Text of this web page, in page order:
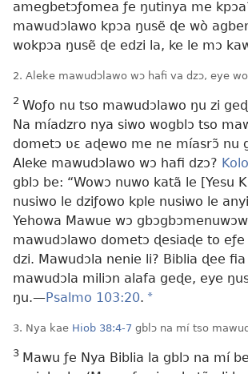
amegbetɔƒomea ƒe ŋutinya me
mawudɔlawo kpɔa ŋusẽ ɖe wò
wokpɔa ŋusẽ ɖe edzi la, ke le mɔ
2. Aleke mawudɔlawo wɔ hafi va dzɔ, eye
2 Woƒo nu tso mawudɔlawo ŋu zi
Na míadzro nya siwo wogblɔ tso
dometɔ ʋɛ aɖewo me ne míasrɔ̃ nu
Aleke mawudɔlawo wɔ hafi dzɔ?
gblɔ be: “Wowɔ nuwo katã le [Yesu
nusiwo le dziƒowo kple nusiwo le
Yehowa Mawue wɔ
mawudɔlawo dometɔ ɖesiaɖe to
dzi. Mawudɔla nenie li? Biblia ɖee
mawudɔla miliɔn alafa geɖe, eye
ŋu.—Psalmo 103:20. *
3. Nya kae Hiob 38:4-7 gblɔ na mí tso
3 Mawu ƒe Nya Biblia la gblɔ na mí